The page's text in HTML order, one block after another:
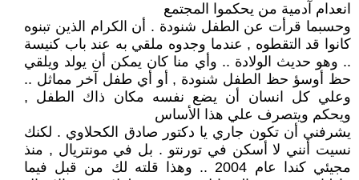
انعدام آدمية من يحكموا المجتمع
وحسبما قرأت عن الطفل شنودة . أن الكرام الذين تبنوه
كانوا قد التقطوه , عندما وجدوه ملقي به عند باب كنيسة
.. وهو حديث الولادة .. وأي منا كان يمكن أن يولد ويلقي
حظ أوسؤ حظ الطفل شنودة , أو أي طفل آخر مماثل ..
وعلي كل انسان أن يضع نفسه مكان ذاك الطفل ,
ويحكم ويتصرف علي هذا الأساس
يشرفني أن تكون جاري يا دكتور صادق الكحلاوي . لكنك
نسيت أنني لا أسكن في تورنتو . بل في مونتريال , منذ
مجيئي كندا عام 2004 .. وهذا قلته لك من قبل فيما